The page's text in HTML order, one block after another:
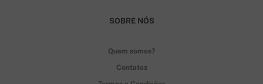
SOBRE NÓS
Quem somos?
Contatos